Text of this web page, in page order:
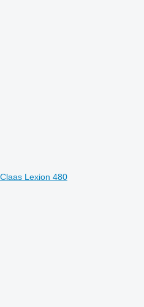
Lexion 480